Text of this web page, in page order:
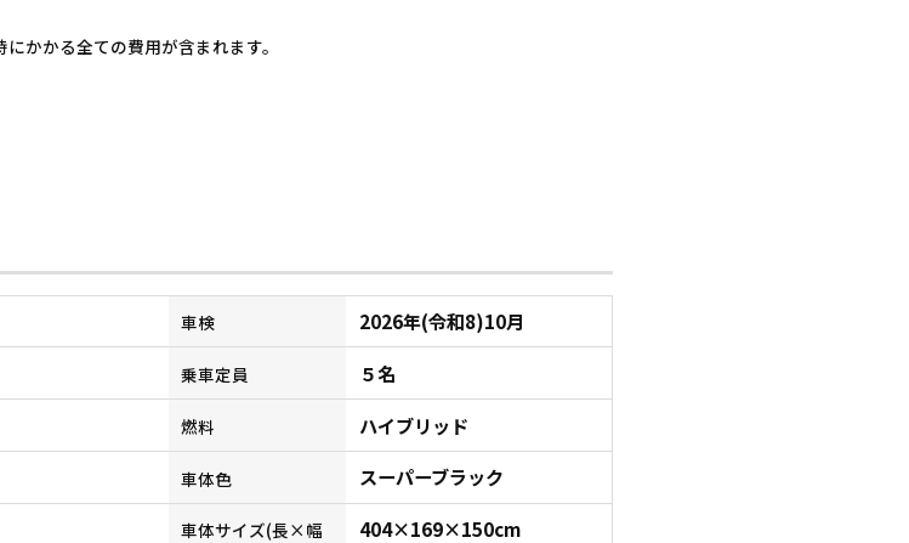
かかる全ての費用が含まれます。
車検 2026年(令和8)10月
乗車定員 ５名
燃料 ハイブリッド
車体色 スーパーブラック
車体サイズ(長×幅
404×169×150cm